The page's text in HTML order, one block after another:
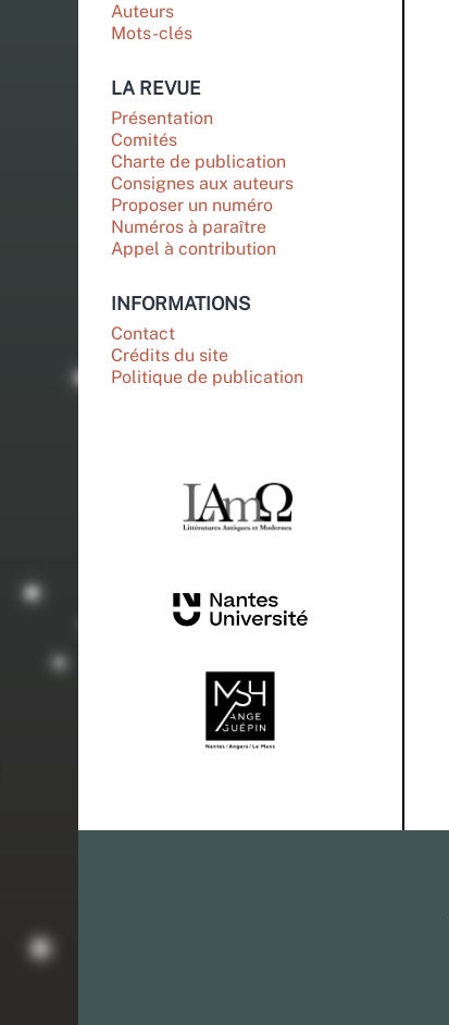
Auteurs
Mots-clés
LA REVUE
Présentation
Comités
Charte de publication
Consignes aux auteurs
Proposer un numéro
Numéros à paraître
Appel à contribution
INFORMATIONS
Contact
Crédits du site
Politique de publication